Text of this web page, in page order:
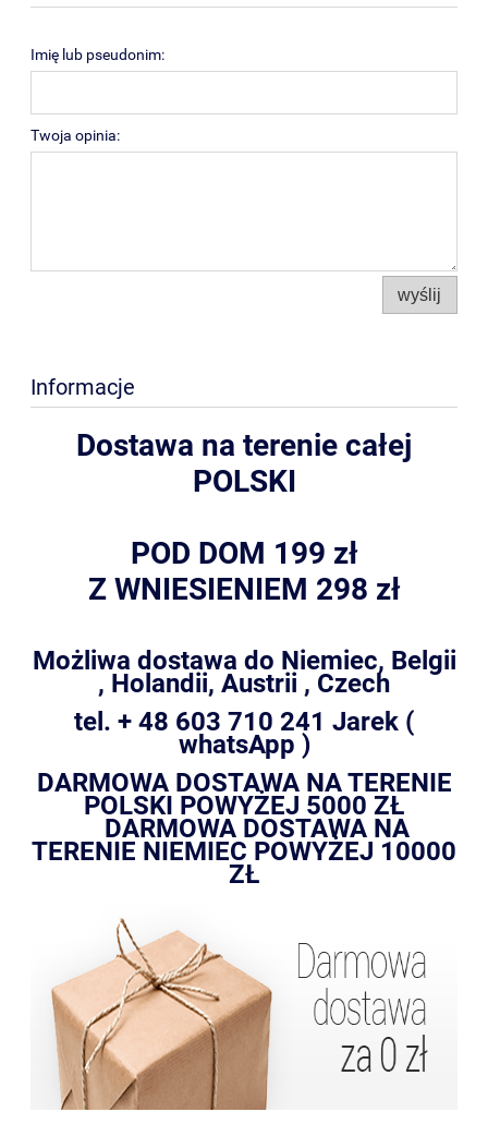
Imię lub pseudonim:
Twoja opinia:
wyślij
Informacje
Dostawa na terenie całej
POLSKI
POD DOM 199 zł
Z WNIESIENIEM 298 zł
Możliwa dostawa do Niemiec, Belgii
, Holandii, Austrii , Czech
tel. + 48 603 710 241 Jarek (
whatsApp )
DARMOWA DOSTAWA NA TERENIE
POLSKI POWYŻEJ 5000 ZŁ
DARMOWA DOSTAWA NA
TERENIE NIEMIEC POWYŻEJ 10000
ZŁ